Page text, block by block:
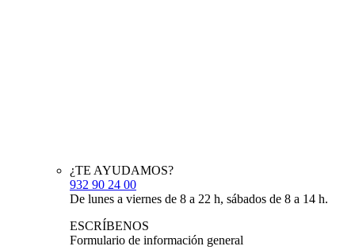
¿TE AYUDAMOS?
932 90 24 00
De lunes a viernes de 8 a 22 h, sábados de 8 a 14 h.
ESCRÍBENOS
Formulario de información general